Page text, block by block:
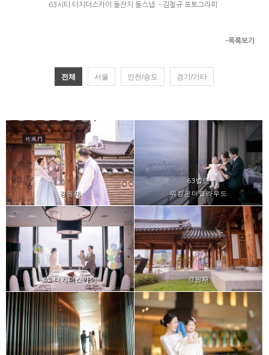
63시티 터치더스카이 돌잔치 돌스냅 - 김철규 포토그라피
-목록보기
전체 서울 인천/송도 경기/기타
경원재
63빌딩
워킹온더클라우드
63 터치더스카이 경원재